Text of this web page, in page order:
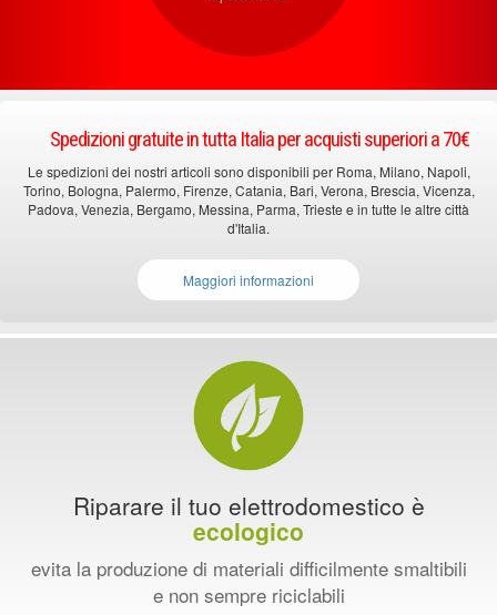
Spedizioni gratuite in tutta Italia per acquisti superiori a 70€
Le spedizioni dei nostri articoli sono disponibili per Roma, Milano, Napoli,
Torino, Bologna, Palermo, Firenze, Catania, Bari, Verona, Brescia, Vicenza,
Padova, Venezia, Bergamo, Messina, Parma, Trieste e in tutte le altre città
d'Italia.
Maggiori informazioni
Riparare il tuo elettrodomestico è
ecologico
evita la produzione di materiali difficilmente smaltibili
e non sempre riciclabili